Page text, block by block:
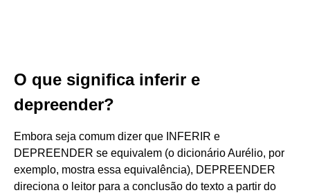
O que significa inferir e
depreender?
Embora seja comum dizer que INFERIR e
DEPREENDER se equivalem (o dicionário Aurélio, por
exemplo, mostra essa equivalência), DEPREENDER
direciona o leitor para a conclusão do texto a partir do